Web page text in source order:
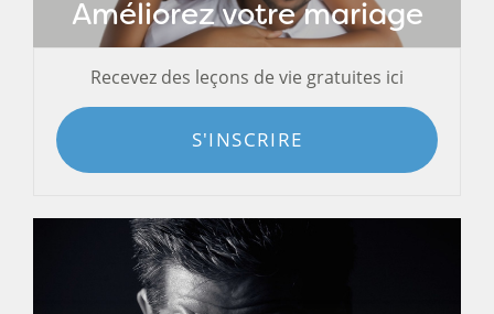
Améliorez votre mariage
Recevez des leçons de vie gratuites ici
S'INSCRIRE